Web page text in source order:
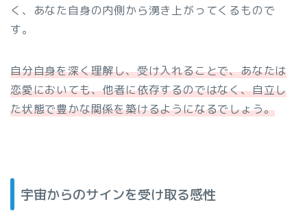
く、あなた自身の内側から湧き上がってくるもので
す。
自分自身を深く理解し、受け入れることで、あなたは
恋愛においても、他者に依存するのではなく、自立し
た状態で豊かな関係を築けるようになるでしょう。
宇宙からのサインを受け取る感性